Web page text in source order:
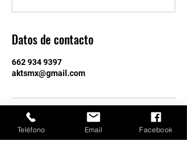
Datos de contacto
662 934 9397
aktsmx@gmail.com
Teléfono Email Facebook